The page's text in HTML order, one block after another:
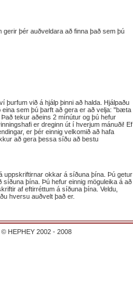
þér auðveldara að finna það sem þú
þurfum við á hjálp þinni að halda. Hjálpaðu
sem þú þarft að gera er að velja: "bæta
tekur aðeins 2 mínútur og þú hefur
er dreginn út í hverjum mánuði! Ef
er þér einnig velkomið að hafa
að gera þessa síðu að bestu
uppskriftirnar okkar á síðuna þína. Þú getur
þína. Þú hefur einnig möguleika á að
af eftirréttum á síðuna þína. Veldu,
hversu auðvelt það er.
© HEPHEY 2002 - 2008